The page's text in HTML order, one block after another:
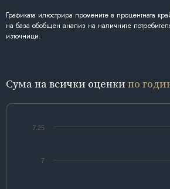
Графиката илюстрира промените в процентната
на база обобщен анализ на наличните
източници.
Сума на всички оценки по
7
7.25